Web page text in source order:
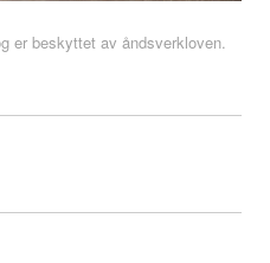
er beskyttet av åndsverkloven.